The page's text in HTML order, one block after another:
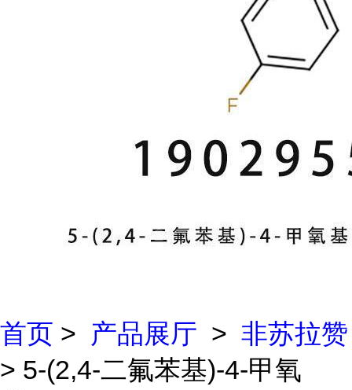
首页 > 产品展厅 > 非苏拉赞
> 5-(2,4-二氟苯基)-4-甲氧